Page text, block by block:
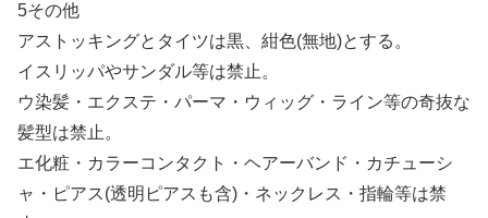
5その他
アストッキングとタイツは黒、紺色(無地)とする。
イスリッパやサンダル等は禁止。
ウ染髪・エクステ・パーマ・ウィッグ・ライン等の奇抜な
髪型は禁止。
エ化粧・カラーコンタクト・ヘアーバンド・カチューシ
ャ・ピアス(透明ピアスも含)・ネックレス・指輪等は禁